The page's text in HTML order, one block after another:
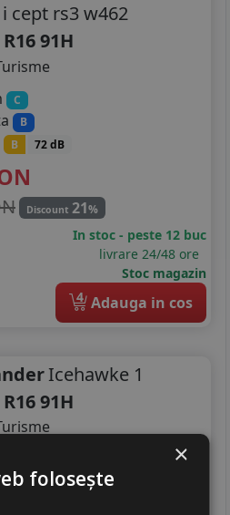
cept rs3 w462
91H
C
B
B 72 dB
Discount 21%
In stoc - peste 12 buc
livrare 24/48 ore
Stoc magazin
4 Adauga in cos
Icehawke 1
91H
D
×
folosește